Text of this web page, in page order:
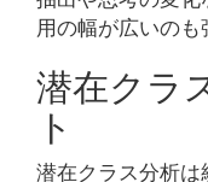
用の幅が広いのも
潜在クラ
ト
潜在クラス分析